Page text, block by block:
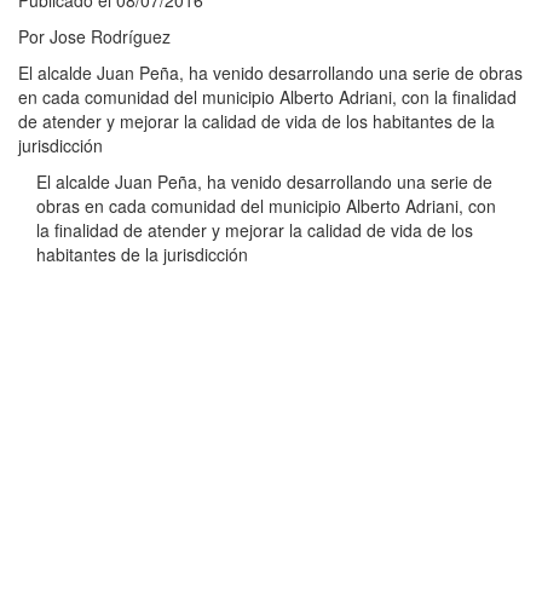
Por Jose Rodríguez
El alcalde Juan Peña, ha venido desarrollando una serie de obras
en cada comunidad del municipio Alberto Adriani, con la finalidad
de atender y mejorar la calidad de vida de los habitantes de la
jurisdicción
El alcalde Juan Peña, ha venido desarrollando una serie de
obras en cada comunidad del municipio Alberto Adriani, con
la finalidad de atender y mejorar la calidad de vida de los
habitantes de la jurisdicción